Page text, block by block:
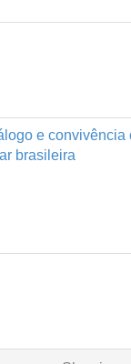
e convivência
brasileira